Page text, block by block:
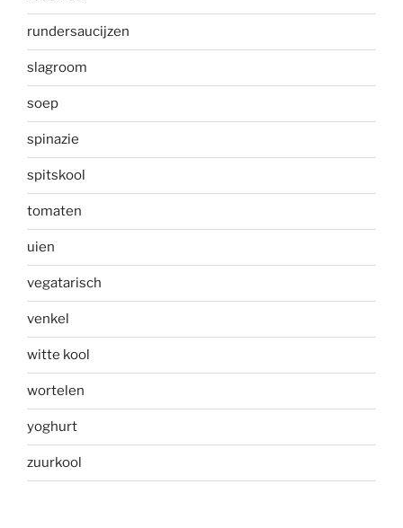
rundersaucijzen
slagroom
soep
spinazie
spitskool
tomaten
uien
vegatarisch
venkel
witte kool
wortelen
yoghurt
zuurkool